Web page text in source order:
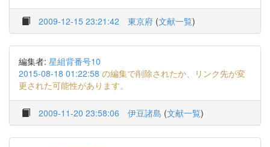
2009-12-15 23:21:42 東京府 (文献一覧)
編集者: 星組背番号10
2015-08-18 01:22:58 の編集で削除されたか、リンク先が変
更された可能性があります。
2009-11-20 23:58:06 伊豆諸島 (文献一覧)